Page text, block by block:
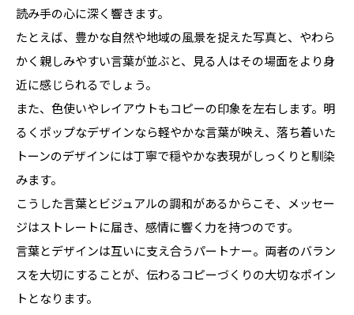
読み手の心に深く響きます。
たとえば、豊かな自然や地域の風景を捉えた写真と、やわら
かく親しみやすい言葉が並ぶと、見る人はその場面をより身
近に感じられるでしょう。
また、色使いやレイアウトもコピーの印象を左右します。明
るくポップなデザインなら軽やかな言葉が映え、落ち着いた
トーンのデザインには丁寧で穏やかな表現がしっくりと馴染
みます。
こうした言葉とビジュアルの調和があるからこそ、メッセー
ジはストレートに届き、感情に響く力を持つのです。
言葉とデザインは互いに支え合うパートナー。両者のバラン
スを大切にすることが、伝わるコピーづくりの大切なポイン
トとなります。